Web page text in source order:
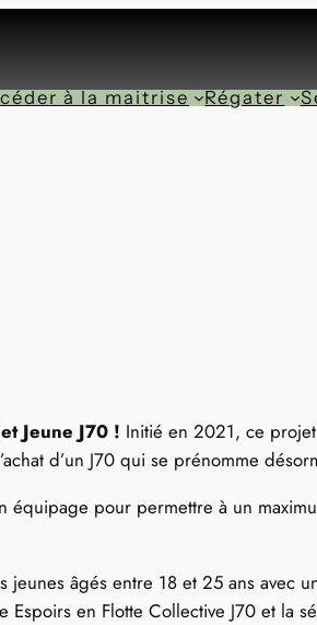
à la maitrise Régater
Jeune J70 ! Initié en 2021, ce
d’un J70 qui se prénomme
pour permettre à un
âgés entre 18 et 25 ans avec
en Flotte Collective J70 et la